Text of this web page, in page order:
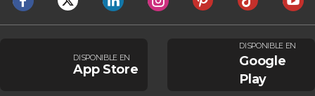
DISPONIBLE EN
App Store
DISPONIBLE EN
Google
Play